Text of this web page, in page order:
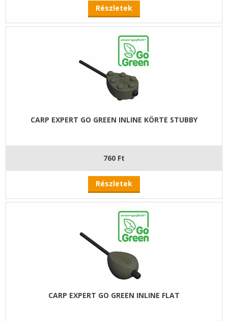
Részletek
CARP EXPERT GO GREEN INLINE KÖRTE STUBBY
760 Ft
Részletek
CARP EXPERT GO GREEN INLINE FLAT